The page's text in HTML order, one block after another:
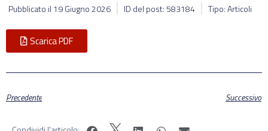
Pubblicato il 19 Giugno 2026 ID del post: 583184 Tipo: Articoli
Scarica PDF
Precedente Successivo